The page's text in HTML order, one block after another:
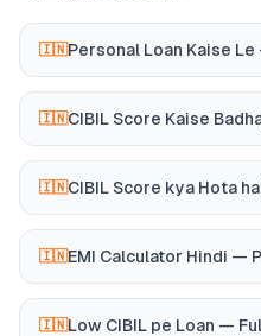
🇮🇳Personal Loan Kaise
🇮🇳CIBIL Score Kaise
🇮🇳CIBIL Score kya Hota
🇮🇳EMI Calculator Hindi —
🇮🇳Low CIBIL pe Loan —